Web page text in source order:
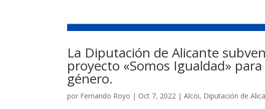
La Diputación de Alicante
proyecto «Somos Igualdad»
género.
por Fernando Royo | Oct 7, 2022 |Alcoi, Diputación de